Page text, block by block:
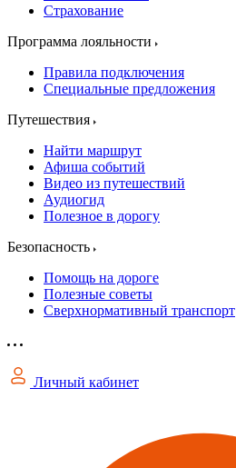
Страхование
Программа лояльности
Правила подключения
Специальные предложения
Путешествия
Найти маршрут
Афиша событий
Видео из путешествий
Аудиогид
Полезное в дорогу
Безопасность
Помощь на дороге
Полезные советы
Сверхнормативный транспорт
Личный кабинет